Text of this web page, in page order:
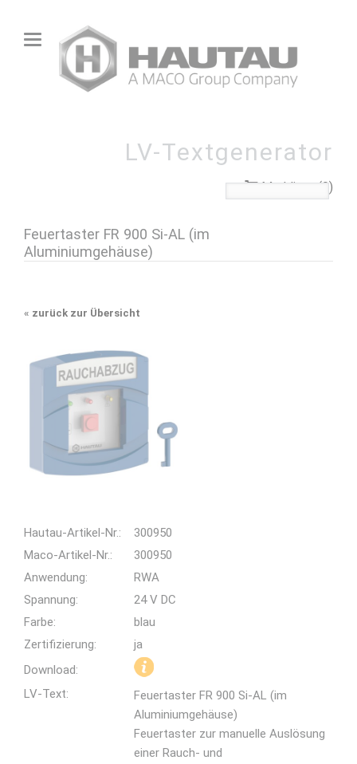
LV-Textgenerator
Merkliste (0)
Feuertaster FR 900 Si-AL (im
Aluminiumgehäuse)
« zurück zur Übersicht
Hautau-Artikel-Nr.:
300950
Maco-Artikel-Nr.:
300950
Anwendung:
RWA
Spannung:
24 V DC
Farbe:
blau
Zertifizierung:
ja
Download:
LV-Text:
Feuertaster FR 900 Si-AL (im
Aluminiumgehäuse)
Feuertaster zur manuelle Auslösung
einer Rauch- und